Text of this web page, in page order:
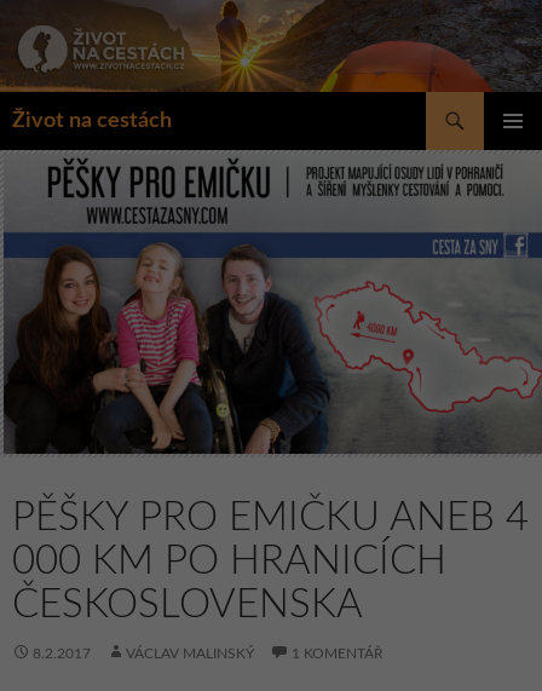
obsahu
Život na cestách
Hledat
MENU
PĚŠKY PRO EMIČKU ANEB 4
000 KM PO HRANICÍCH
ČESKOSLOVENSKA
8.2.2017 VÁCLAV MALINSKÝ 1 KOMENTÁŘ